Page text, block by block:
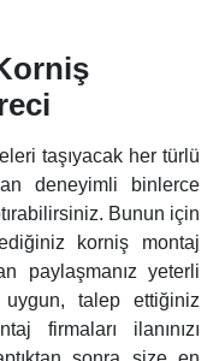
taşıyacak her türlü
deneyimli binlerce
Bunun için
korniş montaj
paylaşmanız yeterli
uygun, talep ettiğiniz
firmaları ilanınızı